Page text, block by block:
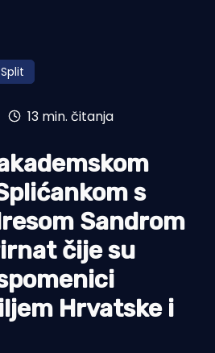
Split
13 min. čitanja
s
Sandrom
čije su
Hrvatske i